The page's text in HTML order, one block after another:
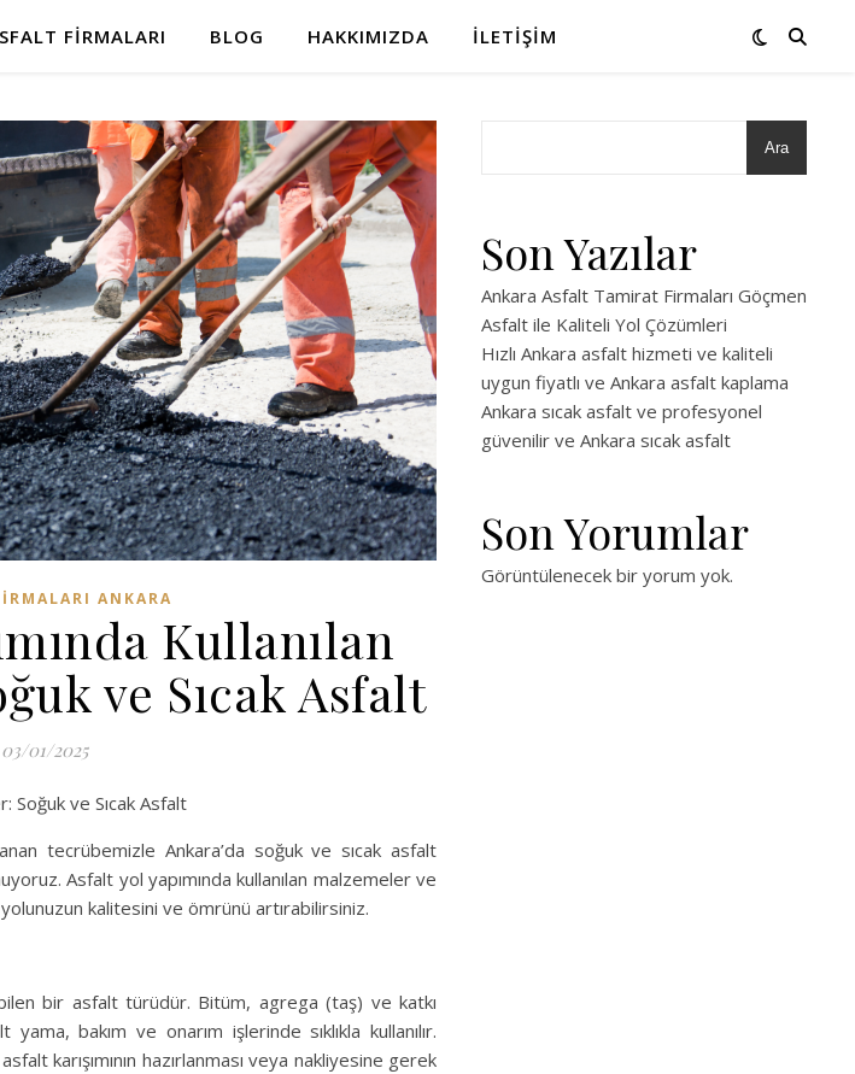
FIRMALARI BLOG HAKKIMIZDA İLETIŞIM
ANKARA
Kullanılan
ve Sıcak Asfalt
03/01/2025
Soğuk ve Sıcak Asfalt
tecrübemizle Ankara’da soğuk ve sıcak asfalt
Asfalt yol yapımında kullanılan malzemeler ve
kalitesini ve ömrünü artırabilirsiniz.
bir asfalt türüdür. Bitüm, agrega (taş) ve katkı
bakım ve onarım işlerinde sıklıkla kullanılır.
karışımının hazırlanması veya nakliyesine gerek
Ara
Son Yazılar
Ankara Asfalt Tamirat Firmaları Göçmen
Asfalt ile Kaliteli Yol Çözümleri
Hızlı Ankara asfalt hizmeti ve kaliteli
uygun fiyatlı ve Ankara asfalt kaplama
Ankara sıcak asfalt ve profesyonel
güvenilir ve Ankara sıcak asfalt
Son Yorumlar
Görüntülenecek bir yorum yok.